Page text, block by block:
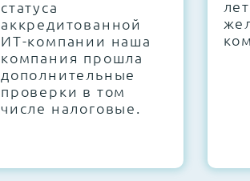
статуса
аккредитованной
ИТ-компании наша
компания прошла
дополнительные
проверки в том
числе налоговые.